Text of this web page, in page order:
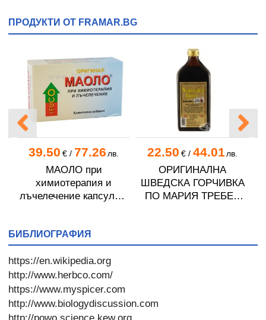
ПРОДУКТИ ОТ FRAMAR.BG
39.50 €/ 77.26 лв.
МАОЛО при
химиотерапия и
лъчелечение капсули *
22.50 €/ 44.01 лв.
ОРИГИНАЛНА
ШВЕДСКА ГОРЧИВКА
ПО МАРИЯ ТРЕБЕН
БИБЛИОГРАФИЯ
https://en.wikipedia.org
http://www.herbco.com/
https://www.myspicer.com
http://www.biologydiscussion.com